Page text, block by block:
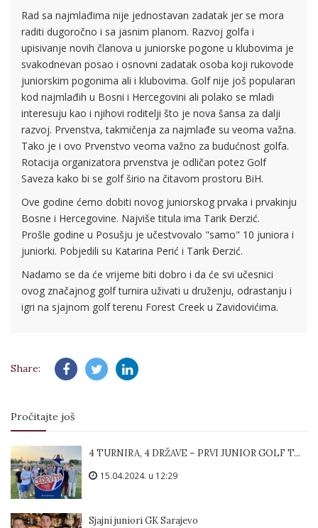
Rad sa najmlađima nije jednostavan zadatak jer se mora
raditi dugoročno i sa jasnim planom. Razvoj golfa i
upisivanje novih članova u juniorske pogone u klubovima je
svakodnevan posao i osnovni zadatak osoba koji rukovode
juniorskim pogonima ali i klubovima. Golf nije još popularan
kod najmlađih u Bosni i Hercegovini ali polako se mladi
interesuju kao i njihovi roditelji što je nova šansa za dalji
razvoj. Prvenstva, takmičenja za najmlađe su veoma važna.
Tako je i ovo Prvenstvo veoma važno za budućnost golfa.
Rotacija organizatora prvenstva je odličan potez Golf
Saveza kako bi se golf širio na čitavom prostoru BiH.
Ove godine ćemo dobiti novog juniorskog prvaka i prvakinju
Bosne i Hercegovine. Najviše titula ima Tarik Đerzić.
Prošle godine u Posušju je učestvovalo "samo" 10 juniora i
juniorki. Pobjedili su Katarina Perić i Tarik Đerzić.
Nadamo se da će vrijeme biti dobro i da će svi učesnici
ovog značajnog golf turnira uživati u druženju, odrastanju i
igri na sjajnom golf terenu Forest Creek u Zavidovićima.
Share:
Pročitajte još
4 TURNIRA, 4 DRŽAVE – PRVI JUNIOR GOLF T...
15.04.2024. u 12:29
Sjajni juniori GK Sarajevo